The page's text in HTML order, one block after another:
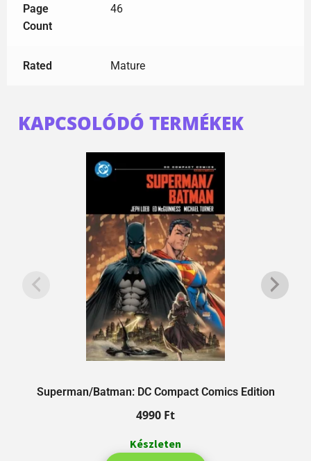
Page
Count
46
Rated Mature
KAPCSOLÓDÓ TERMÉKEK
Superman/Batman: DC Compact Comics Edition
4990 Ft
Készleten